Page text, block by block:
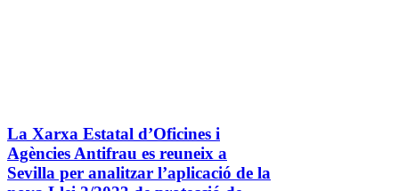
La Xarxa Estatal d’Oficines i
Agències Antifrau es reuneix a
Sevilla per analitzar l’aplicació de la